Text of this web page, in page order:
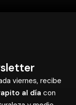
viernes, recibe
al día con